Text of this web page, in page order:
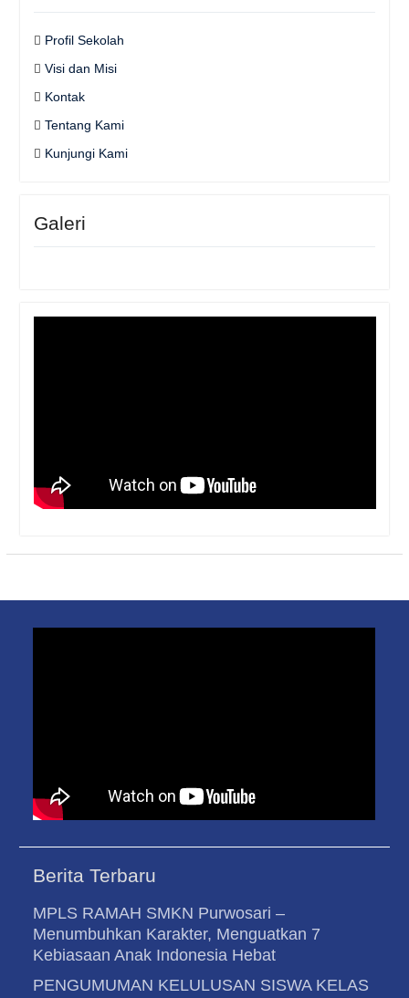
Profil Sekolah
Visi dan Misi
Kontak
Tentang Kami
Kunjungi Kami
Galeri
Berita Terbaru
MPLS RAMAH SMKN Purwosari –
Menumbuhkan Karakter, Menguatkan 7
Kebiasaan Anak Indonesia Hebat
PENGUMUMAN KELULUSAN SISWA KELAS